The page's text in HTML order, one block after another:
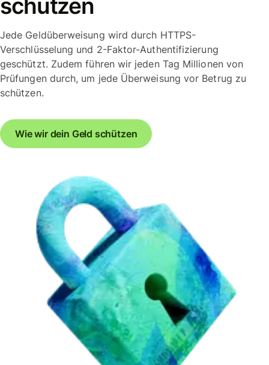
schützen
Jede Geldüberweisung wird durch HTTPS-
Verschlüsselung und 2-Faktor-Authentifizierung
geschützt. Zudem führen wir jeden Tag Millionen von
Prüfungen durch, um jede Überweisung vor Betrug zu
schützen.
Wie wir dein Geld schützen